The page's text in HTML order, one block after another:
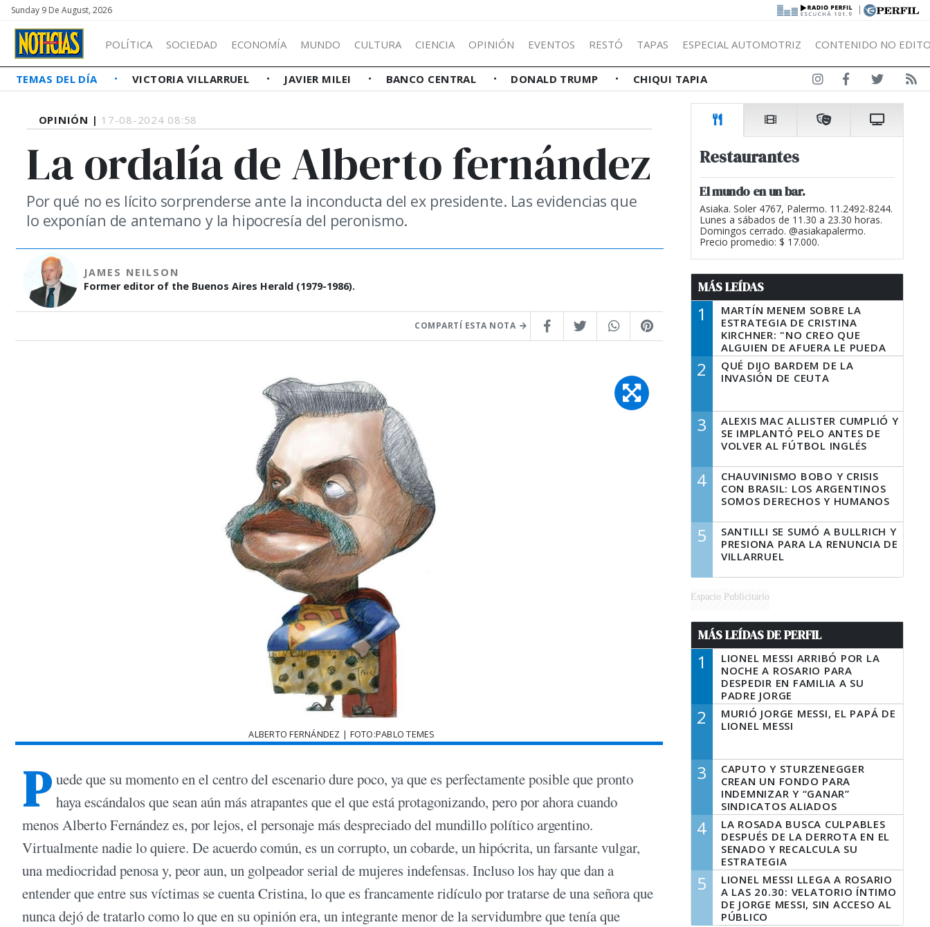
Sunday 9 De August, 2026 |
POLÍTICA SOCIEDAD ECONOMÍA MUNDO CULTURA CIENCIA OPINIÓN EVENTOS RESTÓ TAPAS ESPECIAL AUTOMOTRIZ CONTENIDO NO
TEMAS DEL DÍA VICTORIA VILLARRUEL JAVIER MILEI BANCO CENTRAL DONALD TRUMP CHIQUI TAPIA
OPINIÓN | 17-08-2024 08:58
La ordalía de Alberto fernández
Por qué no es lícito sorprenderse ante la inconducta del ex presidente. Las evidencias que
lo exponían de antemano y la hipocresía del peronismo.
JAMES NEILSON
Former editor of the Buenos Aires Herald (1979-1986).
COMPARTÍ ESTA NOTA
ALBERTO FERNÁNDEZ | FOTO:PABLO TEMES
P uede que su momento en el centro del escenario dure poco, ya que es perfectamente posible que pronto
haya escándalos que sean aún más atrapantes que el que está protagonizando, pero por ahora cuando
menos Alberto Fernández es, por lejos, el personaje más despreciado del mundillo político argentino.
Virtualmente nadie lo quiere. De acuerdo común, es un corrupto, un cobarde, un hipócrita, un farsante vulgar,
una mediocridad penosa y, peor aun, un golpeador serial de mujeres indefensas. Incluso los hay que dan a
entender que entre sus víctimas se cuenta Cristina, lo que es francamente ridículo por tratarse de una señora que
nunca dejó de tratarlo como lo que en su opinión era, un integrante menor de la servidumbre que tenía que
Restaurantes
El mundo en un bar.
Asiaka. Soler 4767, Palermo. 11.2492-8244.
Lunes a sábados de 11.30 a 23.30 horas.
Domingos cerrado. @asiakapalermo.
Precio promedio: $ 17.000.
MÁS LEÍDAS
1
MARTÍN MENEM SOBRE LA
ESTRATEGIA DE CRISTINA
KIRCHNER: "NO CREO QUE
ALGUIEN DE AFUERA LE PUEDA
DECIR A LA JUSTICIA LO QUE
TIENE QUE HACER"
2
QUÉ DIJO BARDEM DE LA
INVASIÓN DE CEUTA
3
ALEXIS MAC ALLISTER CUMPLIÓ Y
SE IMPLANTÓ PELO ANTES DE
VOLVER AL FÚTBOL INGLÉS
4
CHAUVINISMO BOBO Y CRISIS
CON BRASIL: LOS ARGENTINOS
SOMOS DERECHOS Y HUMANOS
5
SANTILLI SE SUMÓ A BULLRICH Y
PRESIONA PARA LA RENUNCIA DE
VILLARRUEL
Espacio Publicitario
MÁS LEÍDAS DE PERFIL
1
LIONEL MESSI ARRIBÓ POR LA
NOCHE A ROSARIO PARA
DESPEDIR EN FAMILIA A SU
PADRE JORGE
2
MURIÓ JORGE MESSI, EL PAPÁ DE
LIONEL MESSI
3
CAPUTO Y STURZENEGGER
CREAN UN FONDO PARA
INDEMNIZAR Y “GANAR”
SINDICATOS ALIADOS
4
LA ROSADA BUSCA CULPABLES
DESPUÉS DE LA DERROTA EN EL
SENADO Y RECALCULA SU
ESTRATEGIA
5
LIONEL MESSI LLEGA A ROSARIO
A LAS 20.30: VELATORIO ÍNTIMO
DE JORGE MESSI, SIN ACCESO AL
PÚBLICO